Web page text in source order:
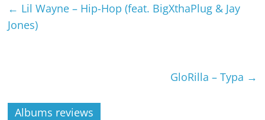
← Lil Wayne – Hip-Hop (feat. BigXthaPlug & Jay
Jones)
GloRilla – Typa →
Albums reviews